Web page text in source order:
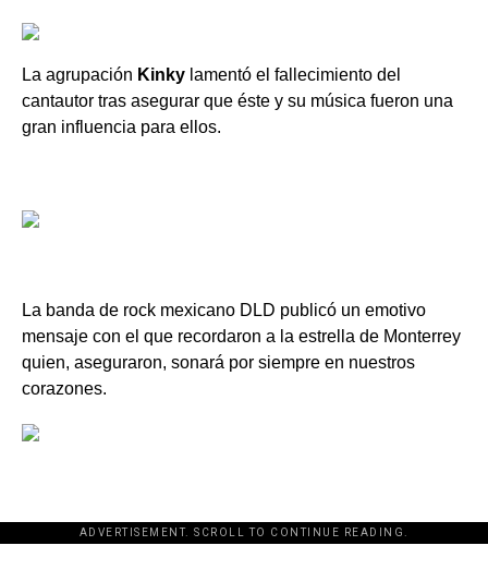
La agrupación Kinky lamentó el fallecimiento del
cantautor tras asegurar que éste y su música fueron una
gran influencia para ellos.
La banda de rock mexicano DLD publicó un emotivo
mensaje con el que recordaron a la estrella de Monterrey
quien, aseguraron, sonará por siempre en nuestros
corazones.
ADVERTISEMENT. SCROLL TO CONTINUE READING.
[adsforwp id="243463"]